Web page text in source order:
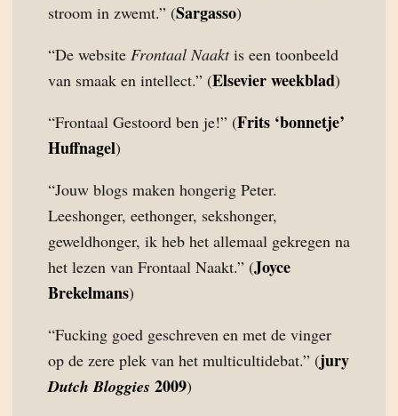
stroom in zwemt.” (Sargasso)
“De website Frontaal Naaktis een toonbeeld
van smaak en intellect.” (Elsevier weekblad)
“Frontaal Gestoord ben je!” (Frits ‘bonnetje’
Huffnagel)
“Jouw blogs maken hongerig Peter.
Leeshonger, eethonger, sekshonger,
geweldhonger, ik heb het allemaal gekregen na
het lezen van Frontaal Naakt.” (Joyce
Brekelmans)
“Fucking goed geschreven en met de vinger
op de zere plek van het multicultidebat.” (jury
Dutch Bloggies 2009)